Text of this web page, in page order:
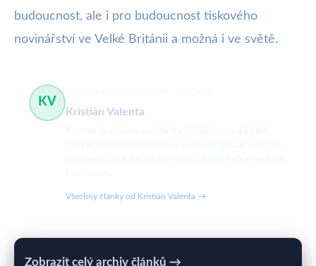
budoucnost, ale i pro budoucnost tiskového
novinářství ve Velké Británii a možná i ve světě.
KV
Kristián Valenta
Všechny články od Kristián Valenta →
Zobrazit celý archiv článků →